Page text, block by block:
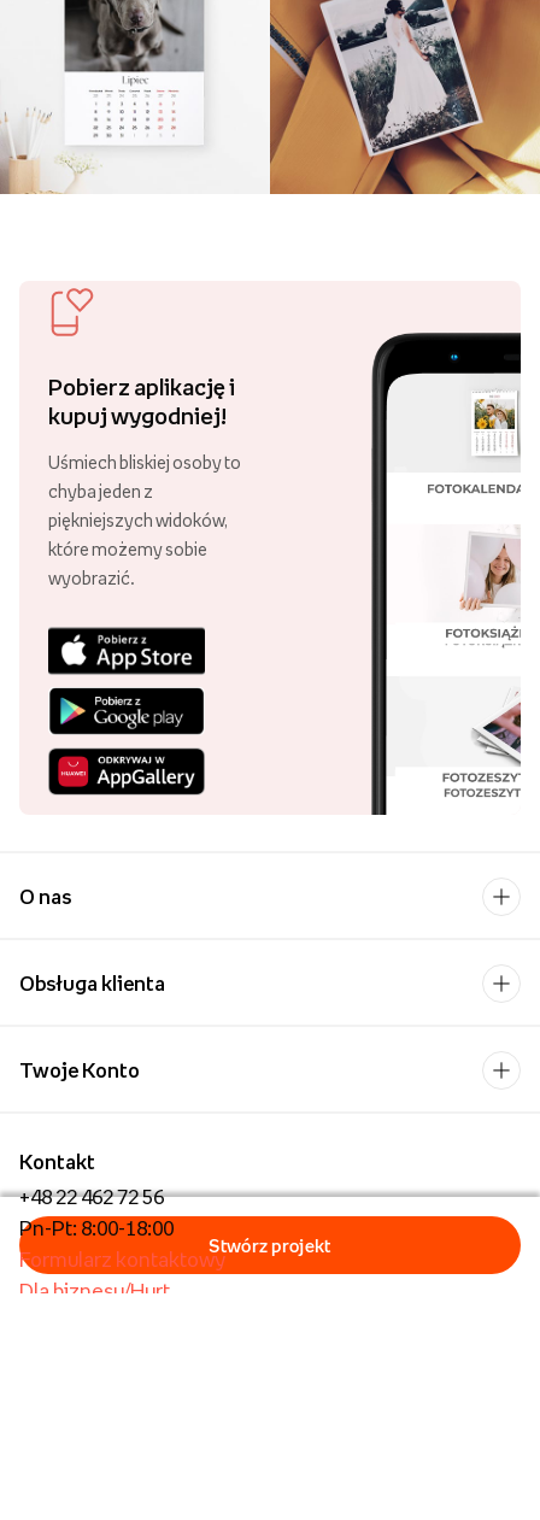
Pobierz aplikację i
kupuj wygodniej!
Uśmiech bliskiej osoby to
chyba jeden z
piękniejszych widoków,
które możemy sobie
wyobrazić.
O nas
Obsługa klienta
Kontakt
+48 22 462 72 56
Pn-Pt: 8:00-18:00
Formularz kontaktowy
Dla biznesu/Hurt
Twoje Konto